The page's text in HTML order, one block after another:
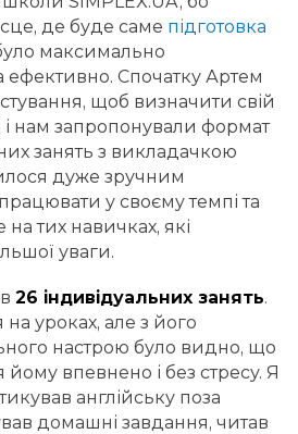
де буде саме підготовка
максимально
ефективно. Спочатку Артем
щоб визначити свій
і нам запропонували формат
занять з викладачкою
дуже зручним
у своєму темпі та
тих навичках, які
уваги.
26 індивідуальних занять.
уроках, але з його
настрою було видно, що
впевнено і без стресу. Я
англійську поза
домашні завдання, читав